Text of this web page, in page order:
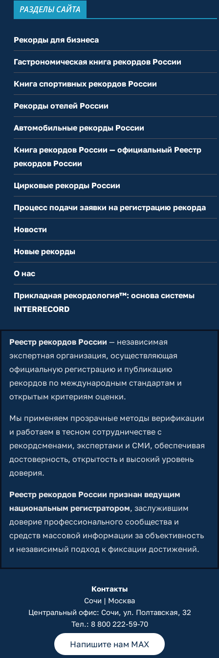
РАЗДЕЛЫ САЙТА
Рекорды для бизнеса
Гастрономическая книга рекордов России
Книга спортивных рекордов России
Рекорды отелей России
Автомобильные рекорды России
Книга рекордов России — официальный Реестр
рекордов России
Цирковые рекорды России
Процесс подачи заявки на регистрацию рекорда
Новости
Новые рекорды
О нас
Прикладная рекордология™: основа системы
INTERRECORD
Реестр рекордов России — независимая
экспертная организация, осуществляющая
официальную регистрацию и публикацию
рекордов по международным стандартам и
открытым критериям оценки.
Мы применяем прозрачные методы верификации
и работаем в тесном сотрудничестве с
рекордсменами, экспертами и СМИ, обеспечивая
достоверность, открытость и высокий уровень
доверия.
Реестр рекордов России признан ведущим
национальным регистратором, заслужившим
доверие профессионального сообщества и
средств массовой информации за объективность
и независимый подход к фиксации достижений.
Контакты
Сочи | Москва
Центральный офис: Сочи, ул. Полтавская, 32
Тел.: 8 800 222-59-70
Напишите нам MAX